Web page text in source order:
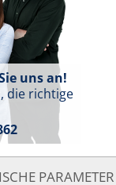
uns an!
die richtige
PARAMETER